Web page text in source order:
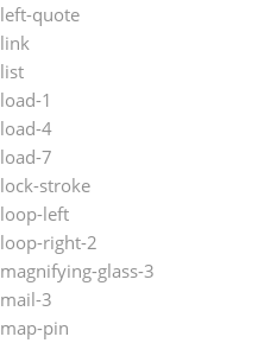
left-quote
link
list
load-1
load-4
load-7
lock-stroke
loop-left
loop-right-2
magnifying-glass-3
mail-3
map-pin